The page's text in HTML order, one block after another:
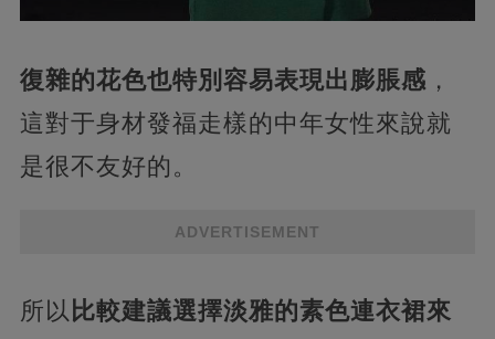
復雜的花色也特別容易表現出膨脹感 ，
這對于身材發福走樣的中年女性來說就
是很不友好的。
ADVERTISEMENT
所以 比較建議選擇淡雅的素色連衣裙來